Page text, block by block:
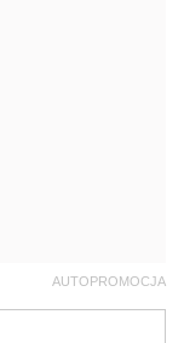
AUTOPROMOCJA